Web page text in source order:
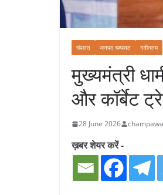
चंपावत जनपद चम्पावत नवीनतम
मुख्यमंत्री
और कॉर्बेट
28 June 2026
ख़बर शेयर करें -